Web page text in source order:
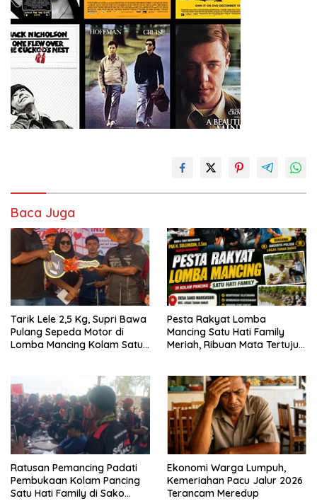
Baca Juga
Tarik Lele 2,5 Kg, Supri Bawa
Pulang Sepeda Motor di
Lomba Mancing Kolam Satu
Pesta Rakyat Lomba
Mancing Satu Hati Family
Meriah, Ribuan Mata Tertuju
Ratusan Pemancing Padati
Pembukaan Kolam Pancing
Satu Hati Family di Sako
Ekonomi Warga Lumpuh,
Kemeriahan Pacu Jalur 2026
Terancam Meredup